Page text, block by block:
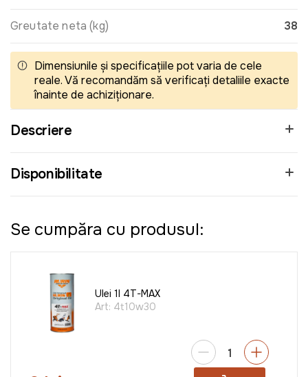
Greutate neta (kg) 38
Dimensiunile și specificațiile pot varia de cele
reale. Vă recomandăm să verificați detaliile exacte
înainte de achiziționare.
Descriere
Disponibilitate
Se cumpăra cu produsul:
Ulei 1l 4T-MAX
Art: 4t10w30